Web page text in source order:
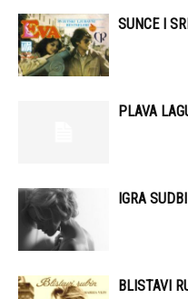
SUNCE I
PLAVA
IGRA
BLISTAVI